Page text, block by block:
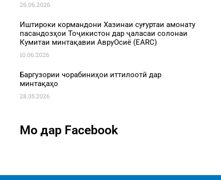
26.06.2026
Иштироки кормандони Хазинаи суғуртаи амонату
пасандозҳои Тоҷикистон дар ҷаласаи солонаи
Кумитаи минтақавии АвруОсиё (EARC)
10.06.2026
Баргузории чорабиниҳои иттилоотӣ дар
минтақаҳо
28.05.2026
Мо дар Facebook